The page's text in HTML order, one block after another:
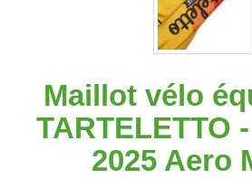
Maillot vélo
TARTELETTO
2025 Aero